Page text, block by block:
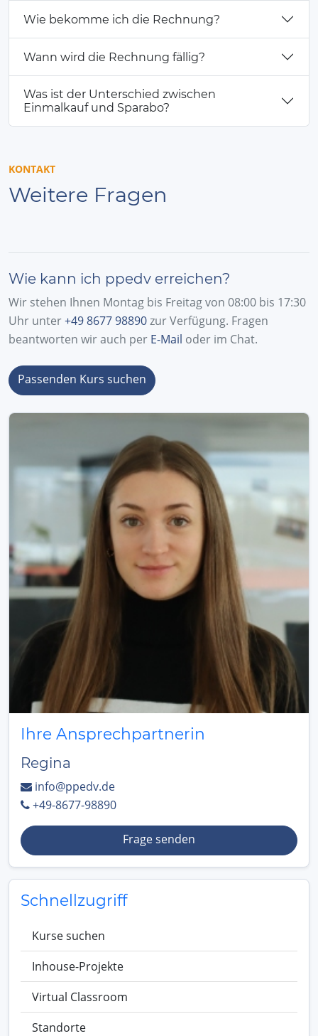
Wie bekomme ich die Rechnung?
Wann wird die Rechnung fällig?
Was ist der Unterschied zwischen
Einmalkauf und Sparabo?
KONTAKT
Weitere Fragen
Wie kann ich ppedv erreichen?
Wir stehen Ihnen Montag bis Freitag von 08:00 bis 17:30
Uhr unter+49 8677 98890zur Verfügung. Fragen
beantworten wir auch per E-Mail oder im Chat.
Passenden Kurs suchen
Ihre Ansprechpartnerin
Regina
info@ppedv.de
+49-8677-98890
Frage senden
Schnellzugriff
Kurse suchen
Inhouse-Projekte
Virtual Classroom
Standorte